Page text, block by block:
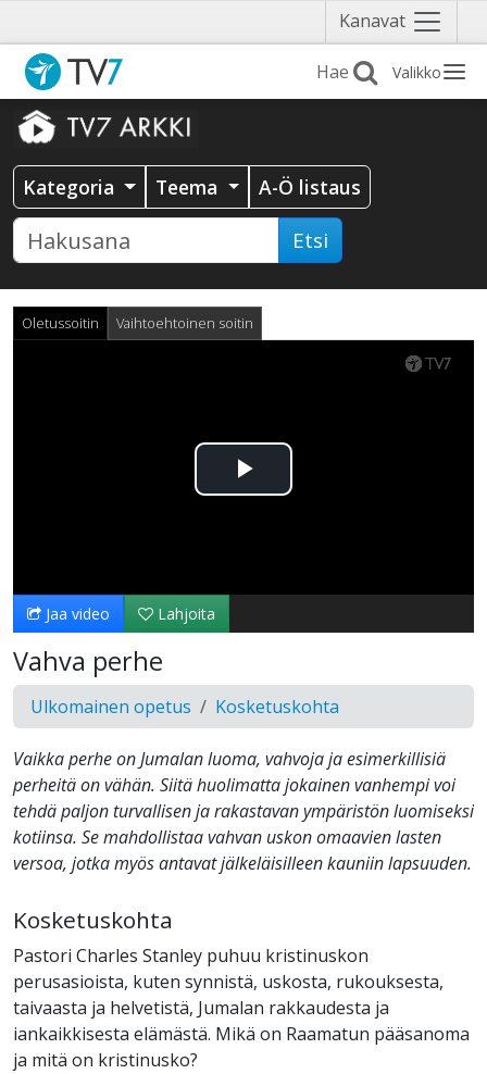
Kanavat Näytä
valikko
Valikko
Kategoria Teema A-Ö listaus
Etsi
Oletussoitin Vaihtoehtoinen soitin
Toista
Jaa video Lahjoita
Vahva perhe
Ulkomainen opetus Kosketuskohta
Vaikka perhe on Jumalan luoma, vahvoja ja esimerkillisiä
perheitä on vähän. Siitä huolimatta jokainen vanhempi voi
tehdä paljon turvallisen ja rakastavan ympäristön luomiseksi
kotiinsa. Se mahdollistaa vahvan uskon omaavien lasten
versoa, jotka myös antavat jälkeläisilleen kauniin lapsuuden.
Kosketuskohta
Pastori Charles Stanley puhuu kristinuskon
perusasioista, kuten synnistä, uskosta, rukouksesta,
taivaasta ja helvetistä, Jumalan rakkaudesta ja
iankaikkisesta elämästä. Mikä on Raamatun pääsanoma
ja mitä on kristinusko?